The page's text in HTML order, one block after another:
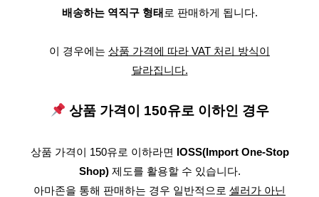
배송하는 역직구 형태 로 판매하게 됩니다.
이 경우에는 상품 가격에 따라 VAT 처리 방식이
달라집니다.
상품 가격이 150유로 이하인 경우
상품 가격이 150유로 이하라면 IOSS(Import One-Stop
Shop)제도를 활용할 수 있습니다.
아마존을 통해 판매하는 경우 일반적으로 셀러가 아닌